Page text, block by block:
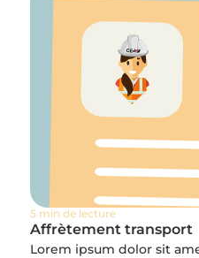
5 min de lecture
Affrètement transport
Lorem ipsum dolor sit